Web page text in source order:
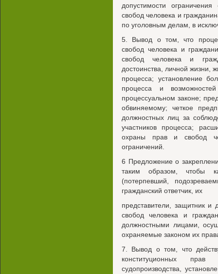
допустимости
свобод человека и
по уголовным делам, в
5. Вывод о том, что
свобод человека и
свобод человека и
достоинства, личной жизни,
процесса; установление
процесса и
процессуальном законе;
обвиняемому; четкое
должностных лиц за
участников процесса;
охраны прав и свобод
ограничений.
6 Предложение о
таким образом, чтобы
(потерпевший,
гражданский ответчик, их
представители, защитник
свобод человека и
должностными лицами,
охраняемые законом их
7. Вывод о том, что
конституционных
судопроизводства,